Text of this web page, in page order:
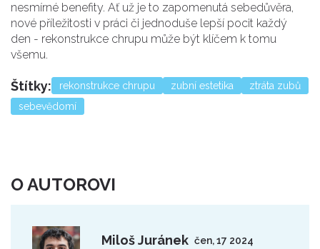
nesmírné benefity. Ať už je to zapomenutá sebedůvěra,
nové příležitosti v práci či jednoduše lepší pocit každý
den - rekonstrukce chrupu může být klíčem k tomu
všemu.
Štítky: rekonstrukce chrupu zubní estetika
ztráta zubů
sebevědomí
O AUTOROVI
Miloš Juránek čen, 17 2024